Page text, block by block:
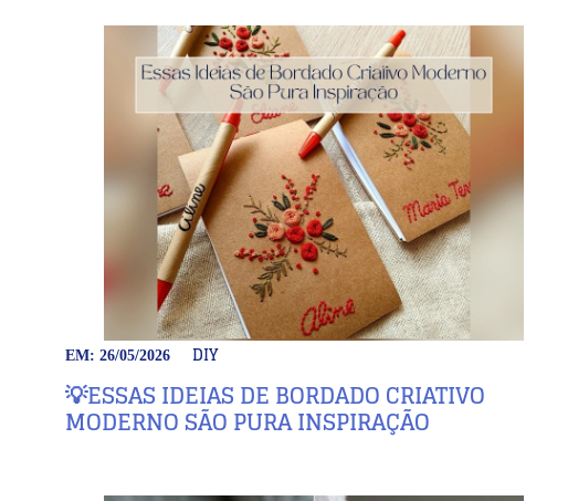
EM: 26/05/2026 DIY
💡ESSAS IDEIAS DE BORDADO CRIATIVO
MODERNO SÃO PURA INSPIRAÇÃO